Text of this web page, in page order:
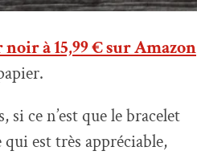
à 15,99 € sur Amazon
ce n’est que le bracelet
qui est très appréciable,